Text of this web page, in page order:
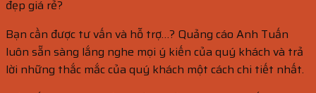
đẹp giá rẻ?
Bạn cần được tư vấn và hỗ trợ…? Quảng cáo Anh Tuấn
luôn sẵn sàng lắng nghe mọi ý kiến của quý khách và trả
lời những thắc mắc của quý khách một cách chi tiết nhất.